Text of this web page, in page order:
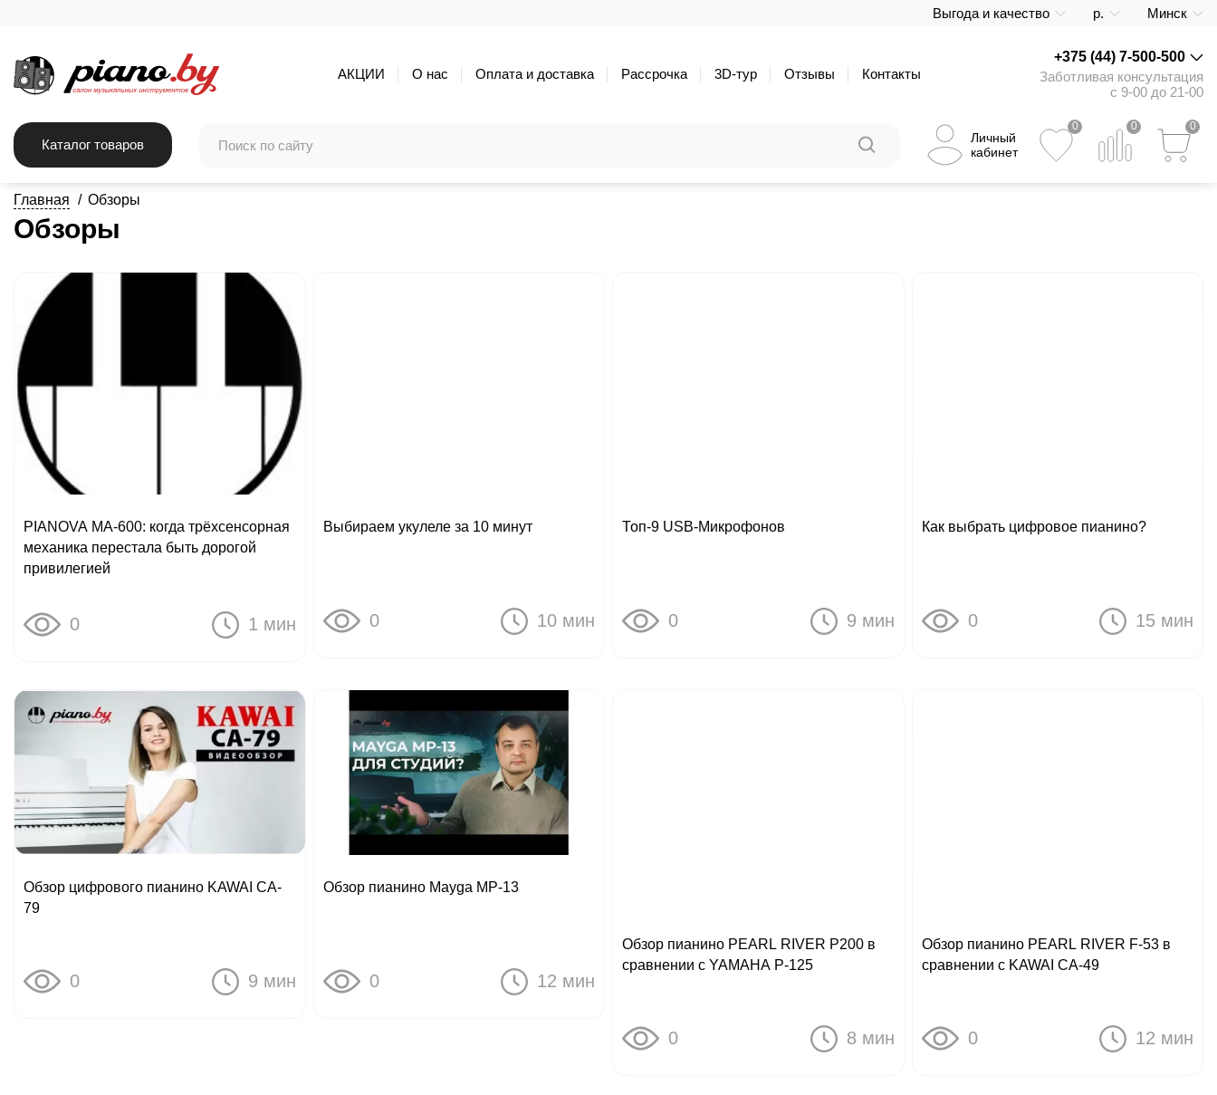
Выгода и качество р. Минск
АКЦИИ О нас Оплата и доставка Рассрочка 3D-тур Отзывы Контакты
+375 (44) 7-500-500
Заботливая консультация
с 9-00 до 21-00
Каталог товаров
Личный
кабинет
0 0 0
Главная Обзоры
Обзоры
PIANOVA MA-600: когда трёхсенсорная
механика перестала быть дорогой
привилегией
0 1 мин
Выбираем укулеле за 10 минут
0 10 мин
Топ-9 USB-Микрофонов
0 9 мин
Как выбрать цифровое пианино?
0 15 мин
Обзор цифрового пианино KAWAI CA-
79
0 9 мин
Обзор пианино Mayga MP-13
0 12 мин
Обзор пианино PEARL RIVER P200 в
сравнении с YAMAHA P-125
0 8 мин
Обзор пианино PEARL RIVER F-53 в
сравнении с KAWAI CA-49
0 12 мин